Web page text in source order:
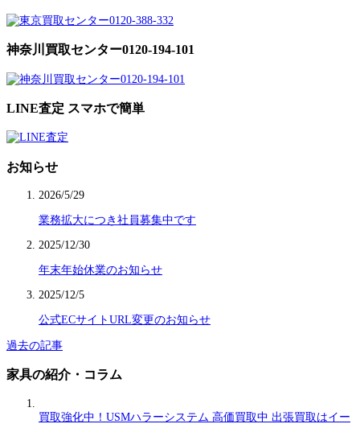
神奈川買取センター0120-194-101
LINE査定 スマホで簡単
お知らせ
2026/5/29
業務拡大につき社員募集中です
2025/12/30
年末年始休業のお知らせ
2025/12/5
公式ECサイトURL変更のお知らせ
過去の記事
家具の紹介・コラム
買取強化中！USMハラーシステム 高価買取中 出張買取はイー